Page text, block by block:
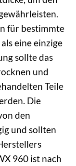
für bestimmte
eine einzige
sollte das
und
Teile
Die
den
und sollten
960 ist nach